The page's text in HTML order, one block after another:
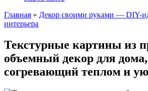
Главная » Декор своими руками — DIY-
интерьера
Текстурные картины из
объемный декор для дома,
согревающий теплом и